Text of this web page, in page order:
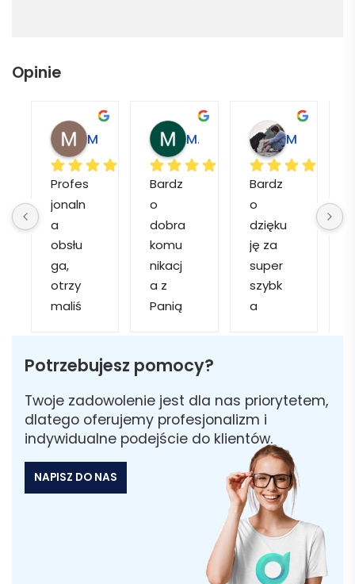
Opinie
Profes
jonaln
a
obsłu
ga,
otrzy
maliś
wizuali
któryc
h
mogliś
Marcin M.
Bardz
o
dobra
komu
nikacj
a z
Panią
Szybk
realiza
cja ✅
Szybk
Bardz
o
dzięku
ję za
super
szybk
a
Został
am
poinfo
rmow
ana
że
część
zamó
wienia
Potrzebujesz pomocy?
Twoje zadowolenie jest dla nas priorytetem,
dlatego oferujemy profesjonalizm i
indywidualne podejście do klientów.
NAPISZ DO NAS